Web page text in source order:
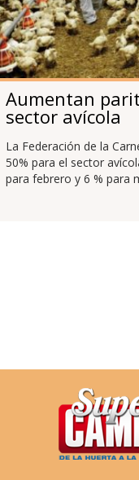
Aumentan
sector avícola
La Federación de la
50% para el sector
para febrero y 6 % para